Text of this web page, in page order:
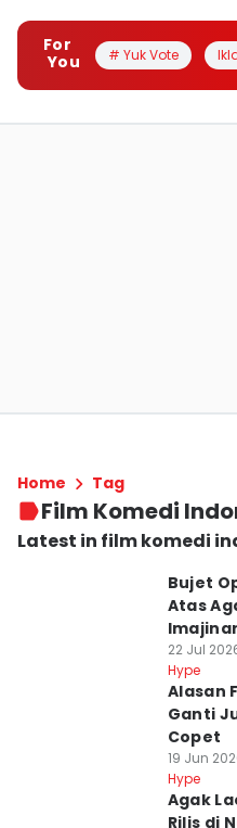
For
You
# Yuk Vote
Home Tag
Film Komedi
Latest in film komedi
Bujet
Atas
22 Jul
Hype
⁠Alasan
Ganti
Copet
19 Jun
Hype
Agak
Rilis di